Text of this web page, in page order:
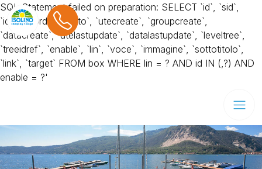
SQL Statement failed on preparation: SELECT `id`, `sid`,
`idref`, `ordinamento`, `utecreate`, `groupcreate`,
`datacreate`, `utelastupdate`, `datalastupdate`, `leveltree`,
`treeidref`, `enable`, `lin`, `voce`, `immagine`, `sottotitolo`,
`link`, `target` FROM box WHERE lin = ? AND id IN (,?) AND
enable = ?'